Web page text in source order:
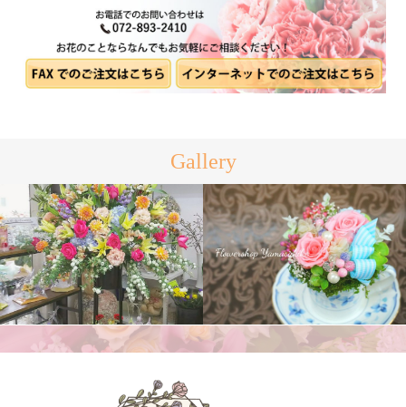
Gallery
スタンド花 プリザーブドフラワー